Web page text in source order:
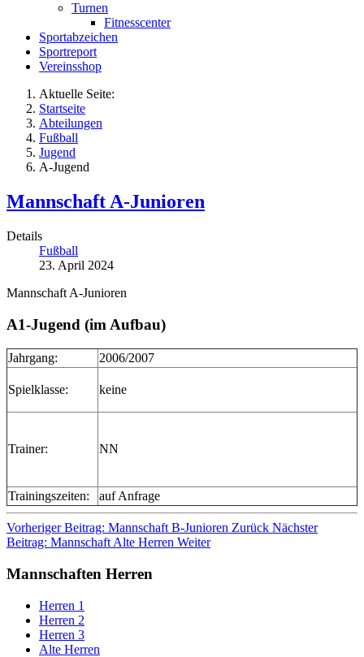
Turnen
Fitnesscenter
Sportabzeichen
Sportreport
Vereinsshop
Aktuelle Seite:
Startseite
Abteilungen
Fußball
Jugend
A-Jugend
Mannschaft A-Junioren
Details
Fußball
23. April 2024
Mannschaft A-Junioren
A1-Jugend (im Aufbau)
Jahrgang: 2006/2007
Spielklasse: keine
Trainer: NN
Trainingszeiten: auf Anfrage
Vorheriger Beitrag: Mannschaft B-Junioren Zurück Nächster
Beitrag: Mannschaft Alte Herren Weiter
Mannschaften Herren
Herren 1
Herren 2
Herren 3
Alte Herren